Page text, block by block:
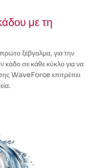
με τη
ξέβγαλμα, για την
κάδο σε κάθε κύκλο για να
WaveForce επιτρέπει